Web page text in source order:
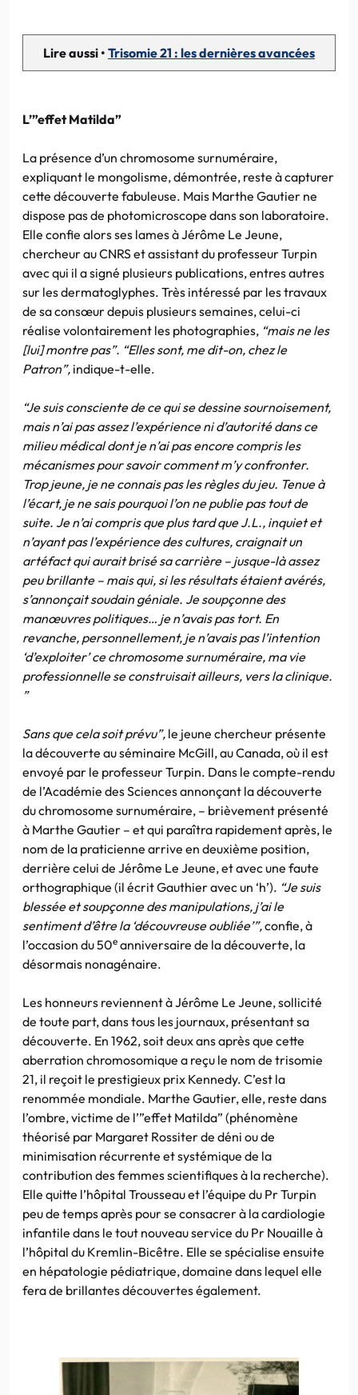
Lire aussi • Trisomie 21 : les dernières avancées
L’”effet Matilda”
La présence d’un chromosome surnuméraire,
expliquant le mongolisme, démontrée, reste à capturer
cette découverte fabuleuse. Mais Marthe Gautier ne
dispose pas de photomicroscope dans son laboratoire.
Elle confie alors ses lames à Jérôme Le Jeune,
chercheur au CNRS et assistant du professeur Turpin
avec qui il a signé plusieurs publications, entres autres
sur les dermatoglyphes. Très intéressé par les travaux
de sa consœur depuis plusieurs semaines, celui-ci
réalise volontairement les photographies, “mais ne les
[lui] montre pas”. “Elles sont, me dit-on, chez le
Patron”, indique-t-elle.
“Je suis consciente de ce qui se dessine sournoisement,
mais n’ai pas assez l’expérience ni d’autorité dans ce
milieu médical dont je n’ai pas encore compris les
mécanismes pour savoir comment m’y confronter.
Trop jeune, je ne connais pas les règles du jeu. Tenue à
l’écart, je ne sais pourquoi l’on ne publie pas tout de
suite. Je n’ai compris que plus tard que J.L., inquiet et
n’ayant pas l’expérience des cultures, craignait un
artéfact qui aurait brisé sa carrière – jusque-là assez
peu brillante – mais qui, si les résultats étaient avérés,
s’annonçait soudain géniale. Je soupçonne des
manœuvres politiques… je n’avais pas tort. En
revanche, personnellement, je n’avais pas l’intention
‘d’exploiter’ ce chromosome surnuméraire, ma vie
professionnelle se construisait ailleurs, vers la clinique.
”
Sans que cela soit prévu”, le jeune chercheur présente
la découverte au séminaire McGill, au Canada, où il est
envoyé par le professeur Turpin. Dans le compte-rendu
de l’Académie des Sciences annonçant la découverte
du chromosome surnuméraire, – brièvement présenté
à Marthe Gautier – et qui paraîtra rapidement après, le
nom de la praticienne arrive en deuxième position,
derrière celui de Jérôme Le Jeune, et avec une faute
orthographique (il écrit Gauthier avec un ‘h’). “Je suis
blessée et soupçonne des manipulations, j’ai le
sentiment d’être la ‘découvreuse oubliée’”,confie, à
l’occasion du 50e anniversaire de la découverte, la
désormais nonagénaire.
Les honneurs reviennent à Jérôme Le Jeune, sollicité
de toute part, dans tous les journaux, présentant sa
découverte. En 1962, soit deux ans après que cette
aberration chromosomique a reçu le nom de trisomie
21, il reçoit le prestigieux prix Kennedy. C’est la
renommée mondiale. Marthe Gautier, elle, reste dans
l’ombre, victime de l’”effet Matilda” (phénomène
théorisé par Margaret Rossiter de déni ou de
minimisation récurrente et systémique de la
contribution des femmes scientifiques à la recherche).
Elle quitte l’hôpital Trousseau et l’équipe du Pr Turpin
peu de temps après pour se consacrer à la cardiologie
infantile dans le tout nouveau service du Pr Nouaille à
l’hôpital du Kremlin-Bicêtre. Elle se spécialise ensuite
en hépatologie pédiatrique, domaine dans lequel elle
fera de brillantes découvertes également.